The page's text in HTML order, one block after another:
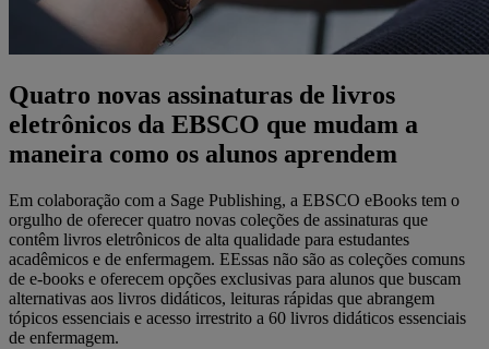
Quatro novas assinaturas de livros
eletrônicos da EBSCO que mudam a
maneira como os alunos aprendem
Em colaboração com a Sage Publishing, a EBSCO eBooks tem o
orgulho de oferecer quatro novas coleções de assinaturas que
contêm livros eletrônicos de alta qualidade para estudantes
acadêmicos e de enfermagem. EEssas não são as coleções comuns
de e-books e oferecem opções exclusivas para alunos que buscam
alternativas aos livros didáticos, leituras rápidas que abrangem
tópicos essenciais e acesso irrestrito a 60 livros didáticos essenciais
de enfermagem.